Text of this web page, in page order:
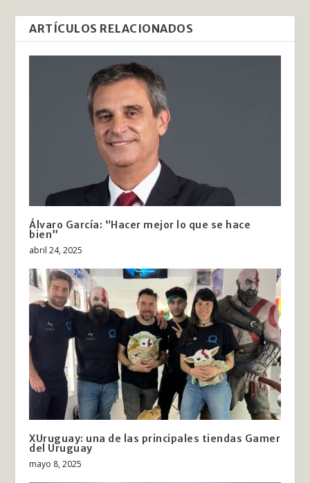
ARTÍCULOS RELACIONADOS
Álvaro García: “Hacer mejor lo que se hace
bien”
abril 24, 2025
XUruguay: una de las principales tiendas Gamer
del Uruguay
mayo 8, 2025